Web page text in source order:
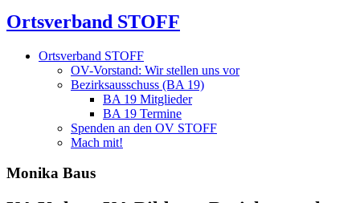
Ortsverband STOFF
Ortsverband STOFF
OV-Vorstand: Wir stellen uns vor
Bezirksausschuss (BA 19)
BA 19 Mitglieder
BA 19 Termine
Spenden an den OV STOFF
Mach mit!
Monika Baus